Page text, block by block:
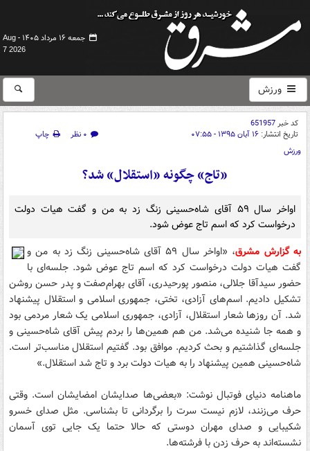
جمعه ۱۶ مرداد ۱۴۰۵ -
Aug
7 2026
ورزش
کد خبر651957
تاریخ انتشار: ۱۶ آبان ۱۳۹۵ - ۰۷:۵۵ ۰ نظر
چاپ
ورزش
«تاج» چگونه «استقلال» شد؟
اواخر سال ۵۹ آقای شاه‌حسینی زنگ زد به من و گفت هیات‌ دولت
درخواست کرد که اسم تاج عوض شود.
به گزارش مشرق
، «اواخر سال ۵۹ آقای شاه‌حسینی زنگ زد به من و
گفت هیات‌ دولت درخواست کرد که اسم تاج عوض شود. جلسه‌ای با
حضور سیدآقا جلالی، منصور پورحیدری، آقای بهرام‌صفت و پدر حسن روشن
تشکیل دادیم. اسم‌های آزادی، تختی، جمهوری اسلامی و استقلال پیشنهاد
شد. آن روزها شعار استقلال، آزادی، جمهوری اسلامی یک شعار مردمی بود
و همه جا شنیده می‌شد. من هم همین‌ها را بردم پیش آقای شاه‌حسینی و
جلسه‌ای گذاشتیم و بحث کردیم. موافق بود. گفتیم استقلال مناسب‌تر است.
شاه‌حسینی همین پیشنهاد را به هیات دولت برد و تاج شد استقلال.»
ماهنامه دنیای فوتبال نوشت: «بعضی‌ها صدایشان امضایشان است. وقتی
حرف می‌زنند، لازم نیست سرت را برگردانی تا بشناسی. مثل صدای خسرو
شکیبایی و صدای مهران دوستی که حالا حتما یک جایی توی آسمان
نشسته‌اند به حرف زدن با فرشته‌ها.